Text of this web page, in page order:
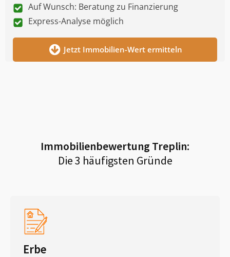
Auf Wunsch: Beratung zu Finanzierung
Express-Analyse möglich
Jetzt Immobilien-Wert ermitteln
Immobilienbewertung Treplin:
Die 3 häufigsten Gründe
Erbe